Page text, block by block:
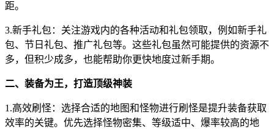
距。
3.新手礼包：关注游戏内的各种活动和礼包领取，例如新手礼
包、节日礼包、推广礼包等。这些礼包虽然可能提供的资源不
多，但积少成多，也能帮助你更快地度过新手期。
二、装备为王，打造顶级神装
1.高效刷怪：选择合适的地图和怪物进行刷怪是提升装备获取
效率的关键。优先选择怪物密集、等级适中、爆率较高的地